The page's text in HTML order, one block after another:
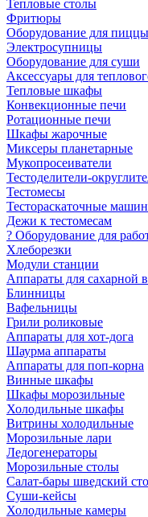
Тепловые столы
Фритюры
Оборудование для пиццы
Электросупницы
Оборудование для суши
Аксессуары для
Тепловые шкафы
Конвекционные печи
Ротационные печи
Шкафы жарочные
Миксеры планетарные
Мукопросеиватели
Тестоделители-
Тестомесы
Тестораскаточные
Дежи к тестомесам
? Оборудование для
Хлеборезки
Модули станции
Аппараты для сахарной
Блинницы
Вафельницы
Грили роликовые
Аппараты для хот-дога
Шаурма аппараты
Аппараты для поп-корна
Винные шкафы
Шкафы морозильные
Холодильные шкафы
Витрины холодильные
Морозильные лари
Ледогенераторы
Морозильные столы
Салат-бары шведский
Суши-кейсы
Холодильные камеры